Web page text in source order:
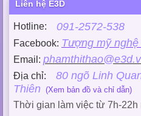
Liên hệ E3D
Hotline: 091-2572-538
Facebook: Tượng mỹ
Email:
Địa chỉ: 80 ngõ Linh
Thiên (Xem bản đồ và chỉ dẫn)
Thời gian làm việc từ 7h-22h